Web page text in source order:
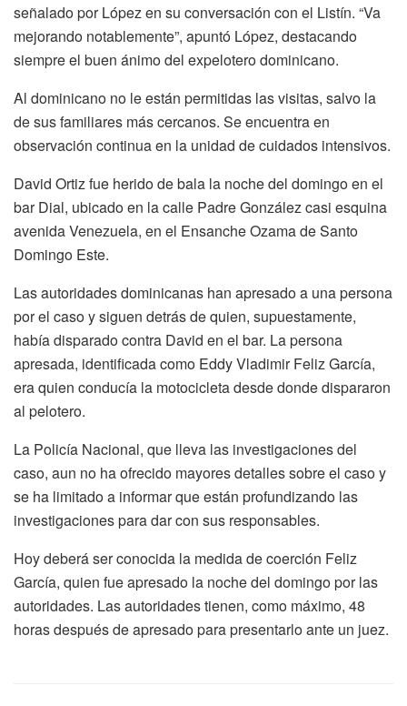
señalado por López en su conversación con el Listín. “Va
mejorando notablemente”, apuntó López, destacando
siempre el buen ánimo del expelotero dominicano.
Al dominicano no le están permitidas las visitas, salvo la
de sus familiares más cercanos. Se encuentra en
observación continua en la unidad de cuidados intensivos.
David Ortiz fue herido de bala la noche del domingo en el
bar Dial, ubicado en la calle Padre González casi esquina
avenida Venezuela, en el Ensanche Ozama de Santo
Domingo Este.
Las autoridades dominicanas han apresado a una persona
por el caso y siguen detrás de quien, supuestamente,
había disparado contra David en el bar. La persona
apresada, identificada como Eddy Vladimir Feliz García,
era quien conducía la motocicleta desde donde dispararon
al pelotero.
La Policía Nacional, que lleva las investigaciones del
caso, aun no ha ofrecido mayores detalles sobre el caso y
se ha limitado a informar que están profundizando las
investigaciones para dar con sus responsables.
Hoy deberá ser conocida la medida de coerción Feliz
García, quien fue apresado la noche del domingo por las
autoridades. Las autoridades tienen, como máximo, 48
horas después de apresado para presentarlo ante un juez.